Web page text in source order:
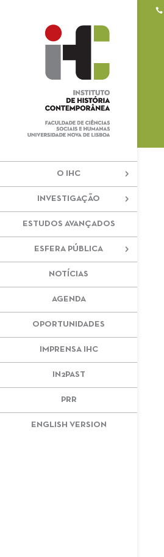
O IHC
INVESTIGAÇÃO
ESTUDOS AVANÇADOS
ESFERA PÚBLICA
NOTÍCIAS
AGENDA
OPORTUNIDADES
IMPRENSA IHC
IN2PAST
PRR
ENGLISH VERSION